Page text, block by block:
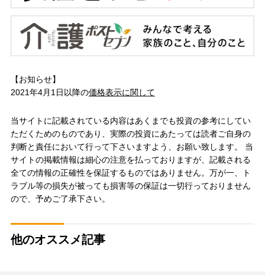
【お知らせ】
2021年4月1日以降の価格表示に関して
当サイトに記載されている内容はあくまでも投資の参考にしてい
ただくためのものであり、実際の投資にあたっては読者ご自身の
判断と責任において行って下さいますよう、お願い致します。 当
サイトの掲載情報は細心の注意を払っておりますが、記載される
全ての情報の正確性を保証するものではありません。万が一、ト
ラブル等の損失が被っても損害等の保証は一切行っておりません
ので、予めご了承下さい。
他のオススメ記事